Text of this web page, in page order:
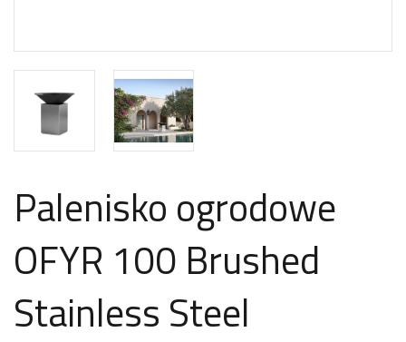
Palenisko ogrodowe
OFYR 100 Brushed
Stainless Steel